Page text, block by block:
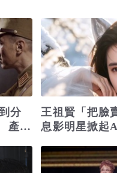
分
產業
王祖賢「把
息影明星掀起